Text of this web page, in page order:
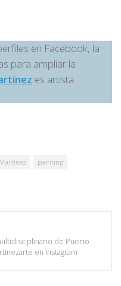
en Facebook, la
para ampliar la
es artista
painting
de Puerto
en Instagram